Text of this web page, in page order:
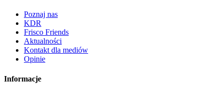
Poznaj nas
KDR
Frisco Friends
Aktualności
Kontakt dla mediów
Opinie
Informacje